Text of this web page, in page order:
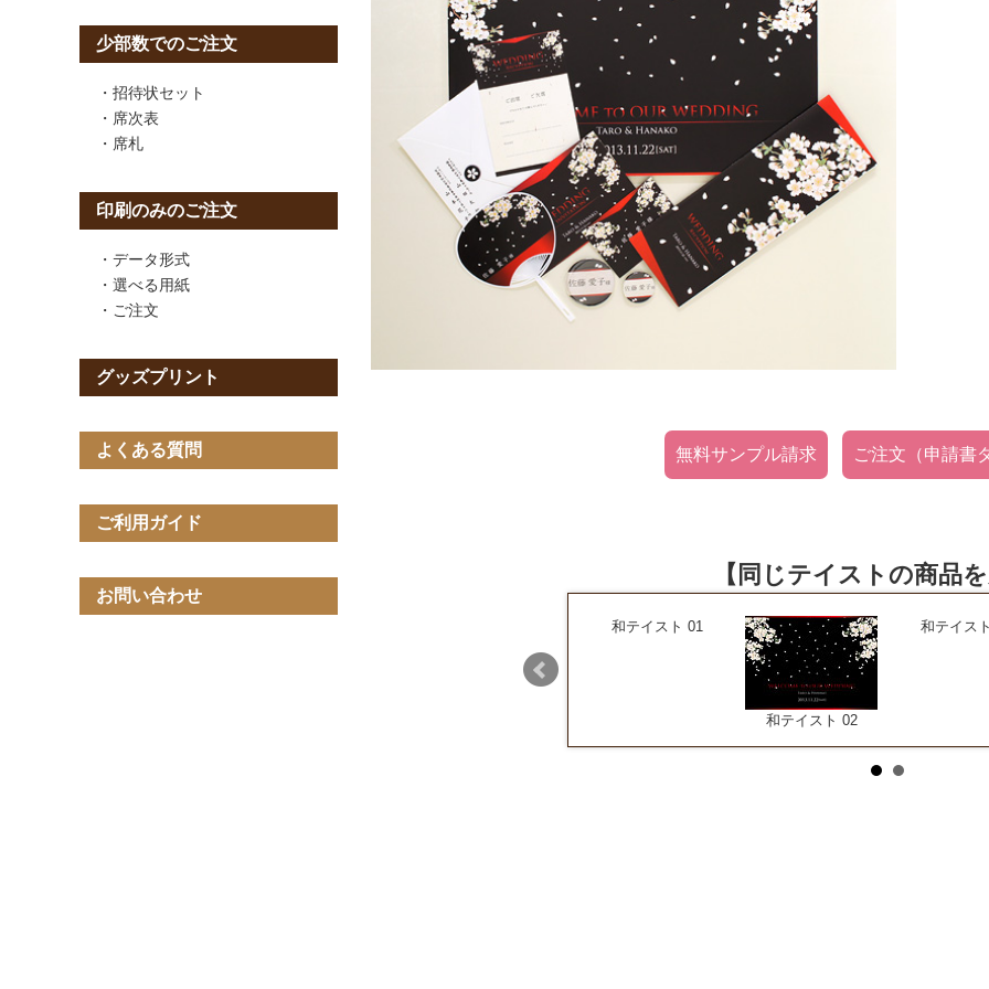
少部数でのご注文
招待状セット
席次表
席札
印刷のみのご注文
データ形式
選べる用紙
ご注文
グッズプリント
よくある質問
ご利用ガイド
お問い合わせ
無料サンプル請求 ご注文（申請書
【同じテイストの商品を
和テイスト 01
和テイスト 02
和テイス